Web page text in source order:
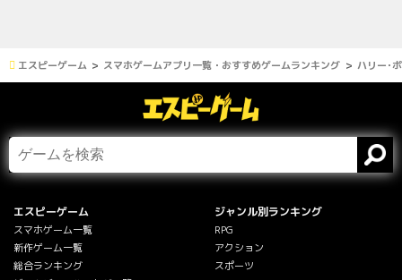
エスピーゲーム スマホゲームアプリ一覧・おすすめゲームランキング ハリー･
エスピーゲーム
スマホゲーム一覧
新作ゲーム一覧
総合ランキング
ジャンル別ランキング
RPG
アクション
スポーツ